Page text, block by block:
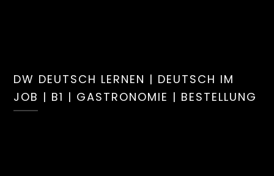
DW DEUTSCH LERNEN | DEUTSCH IM
JOB | B1 | GASTRONOMIE | BESTELLUNG